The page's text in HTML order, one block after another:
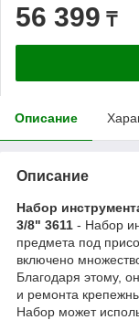
56 399 ₸
Описание
Описание
Набор
3/8" 3611 - Набор
предмета под
включено
Благодаря этому,
и ремонта
Набор может